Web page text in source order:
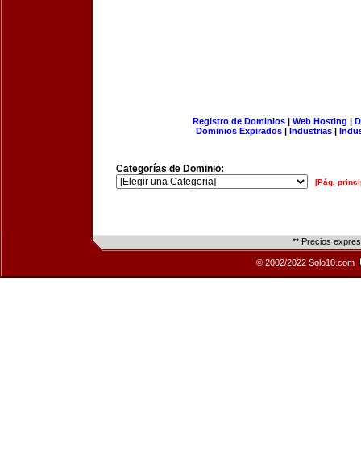
Registro de Dominios| Web Hosting |
Dominios Expirados | Industrias |
Categorías de Dominio:
[Pág.
** Precios
© 2002/2022 Solo10.com